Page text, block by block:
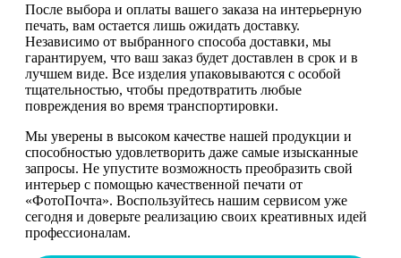
После выбора и оплаты вашего заказа на интерьерную
печать, вам остается лишь ожидать доставку.
Независимо от выбранного способа доставки, мы
гарантируем, что ваш заказ будет доставлен в срок и в
лучшем виде. Все изделия упаковываются с особой
тщательностью, чтобы предотвратить любые
повреждения во время транспортировки.
Мы уверены в высоком качестве нашей продукции и
способностью удовлетворить даже самые изысканные
запросы. Не упустите возможность преобразить свой
интерьер с помощью качественной печати от
«ФотоПочта». Воспользуйтесь нашим сервисом уже
сегодня и доверьте реализацию своих креативных идей
профессионалам.